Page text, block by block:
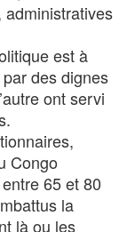
est à
des dignes
ont servi
Congo
65 et 80
la
là ou les